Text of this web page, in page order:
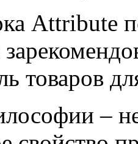
Attribute
товаров
–